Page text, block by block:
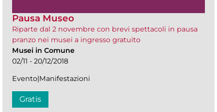
Pausa Museo
Riparte dal 2 novembre con brevi spettacoli in pausa
pranzo nei musei a ingresso gratuito
Musei in Comune
02/11 - 20/12/2018
Evento|Manifestazioni
Gratis